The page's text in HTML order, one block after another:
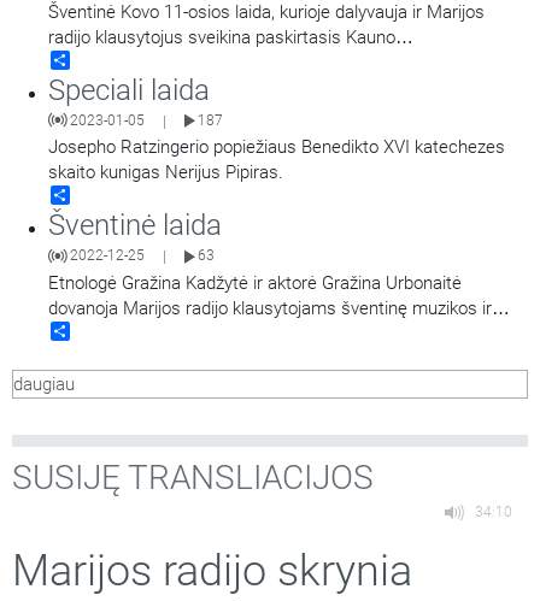
Šventinė Kovo 11-osios laida, kurioje dalyvauja ir Marijos
radijo klausytojus sveikina paskirtasis Kauno
vyskupas augziliaras Saulius Bužauskas, istorikas dr. Jonas
Vaičenonis, asoc. prof. dr. Vincentas Vobolevičius.
Speciali laida
2023-01-05 | 187
Josepho Ratzingerio popiežiaus Benedikto XVI katechezes
skaito kunigas Nerijus Pipiras.
Šventinė laida
2022-12-25 63
Etnologė Gražina Kadžytė ir aktorė Gražina Urbonaitė
dovanoja Marijos radijo klausytojams šventinę muzikos ir
poezijos valandėlę. Laidoje skamba liaudiškos muzikos
daugiau
SUSIJĘ TRANSLIACIJOS
34:10
Marijos radijo skrynia